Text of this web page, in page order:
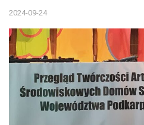
2024-09-24